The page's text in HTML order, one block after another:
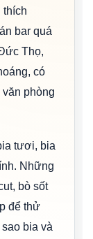
thích
bar quá
Thọ,
có
phòng
tươi, bia
Những
bò sốt
để thử
bia và